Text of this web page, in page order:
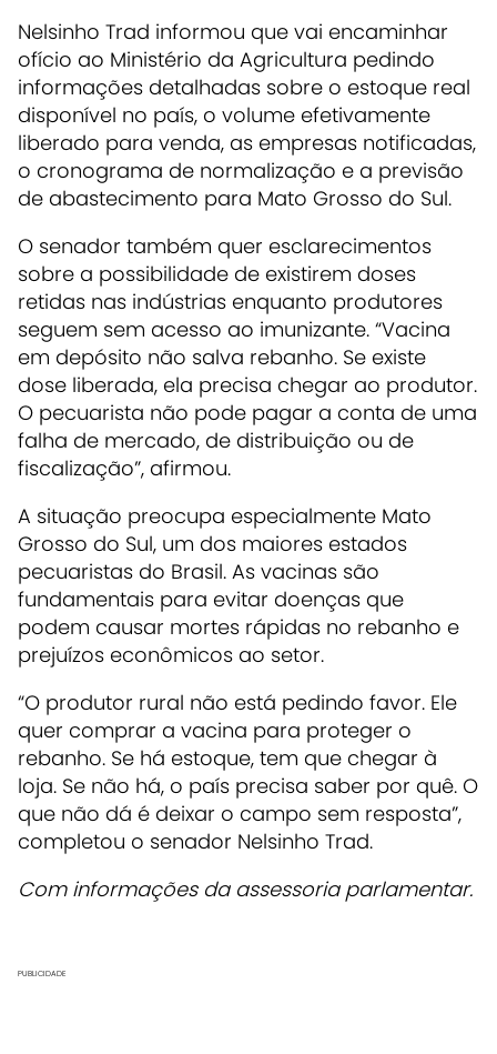
Nelsinho Trad informou que vai encaminhar
ofício ao Ministério da Agricultura pedindo
informações detalhadas sobre o estoque real
disponível no país, o volume efetivamente
liberado para venda, as empresas notificadas,
o cronograma de normalização e a previsão
de abastecimento para Mato Grosso do Sul.
O senador também quer esclarecimentos
sobre a possibilidade de existirem doses
retidas nas indústrias enquanto produtores
seguem sem acesso ao imunizante. “Vacina
em depósito não salva rebanho. Se existe
dose liberada, ela precisa chegar ao produtor.
O pecuarista não pode pagar a conta de uma
falha de mercado, de distribuição ou de
fiscalização”, afirmou.
A situação preocupa especialmente Mato
Grosso do Sul, um dos maiores estados
pecuaristas do Brasil. As vacinas são
fundamentais para evitar doenças que
podem causar mortes rápidas no rebanho e
prejuízos econômicos ao setor.
“O produtor rural não está pedindo favor. Ele
quer comprar a vacina para proteger o
rebanho. Se há estoque, tem que chegar à
loja. Se não há, o país precisa saber por quê. O
que não dá é deixar o campo sem resposta”,
completou o senador Nelsinho Trad.
Com informações da assessoria parlamentar.
PUBLICIDADE